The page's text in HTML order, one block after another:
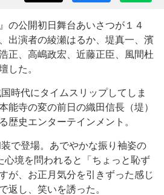
の公開初日舞台あいさつが１４
出演者の綾瀬はるか、堤真一、濱
正、高嶋政宏、近藤正臣、風間杜
した。
時代にタイムスリップしてしま
能寺の変の前日の織田信長（堤）
歴史エンターテインメント。
で登場。あでやかな振り袖姿の
心境を問われると「ちょっと恥ず
が、お正月気分を引きずった感じ
返し、笑いを誘った。